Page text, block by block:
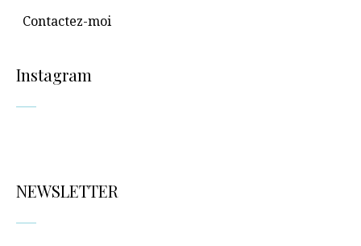
Contactez-moi
Instagram
NEWSLETTER